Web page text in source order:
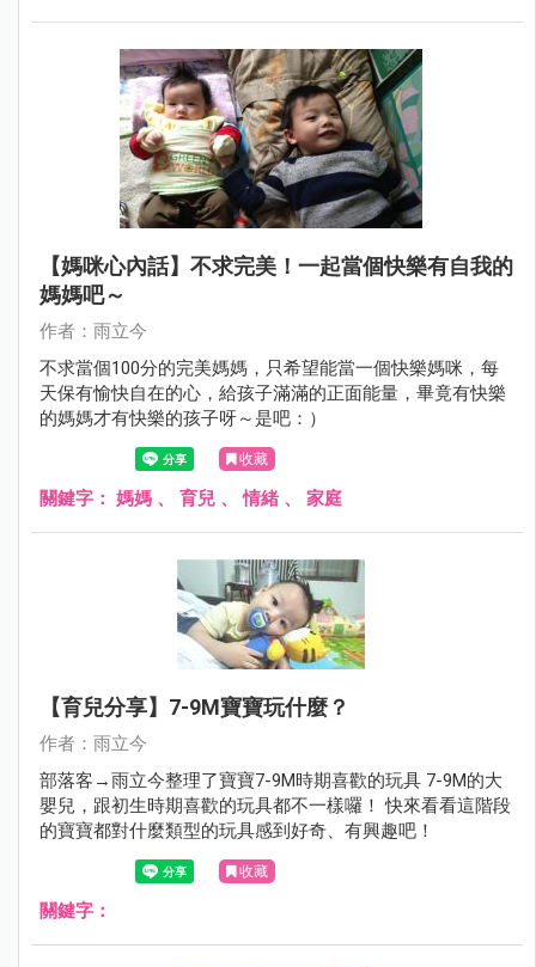
【媽咪心內話】不求完美！一起當個快樂有自我的
媽媽吧～
作者：雨立今
不求當個100分的完美媽媽，只希望能當一個快樂媽咪，每
天保有愉快自在的心，給孩子滿滿的正面能量，畢竟有快樂
的媽媽才有快樂的孩子呀～是吧：）
收藏
關鍵字： 媽媽 、 育兒 、情緒 、 家庭
【育兒分享】7-9M寶寶玩什麼？
作者：雨立今
部落客→雨立今整理了寶寶7-9M時期喜歡的玩具 7-9M的大
嬰兒，跟初生時期喜歡的玩具都不一樣囉！ 快來看看這階段
的寶寶都對什麼類型的玩具感到好奇、有興趣吧！
收藏
關鍵字：